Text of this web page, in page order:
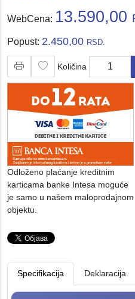
WebCena: 13.590,00
Popust: 2.450,00 RSD.
Količina
Količina
Odloženo plaćanje kreditnim
karticama banke Intesa moguće
je samo u našem maloprodajnom
objektu.
Specifikacija Deklaracija